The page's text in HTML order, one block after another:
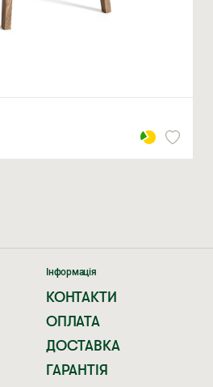
Інформація
КОНТАКТИ
ОПЛАТА
ДОСТАВКА
ГАРАНТІЯ
* — обов’язкові поля